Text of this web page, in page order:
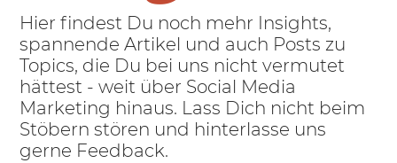
Hier findest Du noch mehr Insights,
spannende Artikel und auch Posts zu
Topics, die Du bei uns nicht vermutet
hättest - weit über Social Media
Marketing hinaus. Lass Dich nicht beim
Stöbern stören und hinterlasse uns
gerne Feedback.